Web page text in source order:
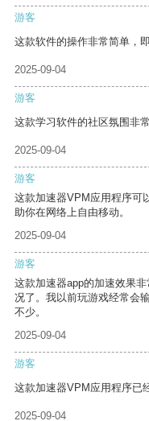
游客
这款软件的操作非常简单，
2025-09-04
游客
这款学习软件的社区氛围非
2025-09-04
游客
这款加速器VPM应用程序可
助你在网络上自由移动。
2025-09-04
游客
这款加速器app的加速效果
况了。我以前玩游戏经常会
不少。
2025-09-04
游客
这款加速器VPM应用程序已
2025-09-04